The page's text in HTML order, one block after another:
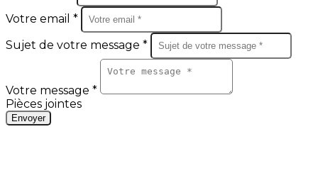
Votre email *
Sujet de votre message *
Votre message *
Pièces jointes
Envoyer